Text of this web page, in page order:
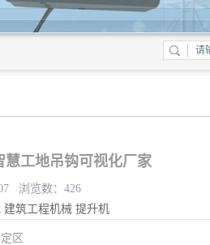
慧工地吊钩可视化厂家
浏览数：426
建筑工程机械 提升机
区